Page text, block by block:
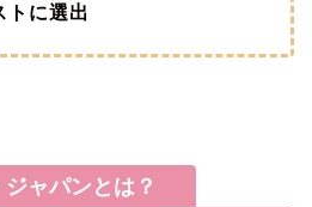
トに選出
ャパンとは？